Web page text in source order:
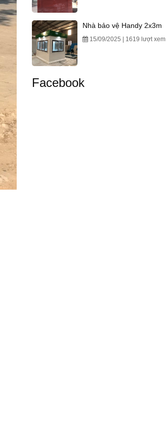
Nhà bảo vệ Handy 2x3m
15/09/2025 | 1619 lượt xem
Facebook